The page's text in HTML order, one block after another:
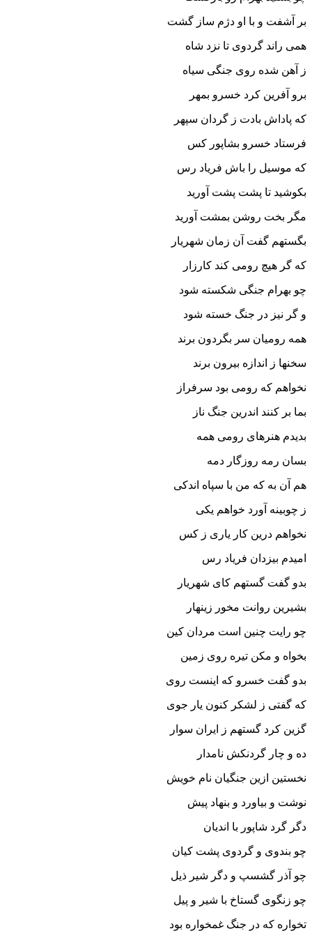
بر آشفت و با او دژم ساز گشت‏
همى راند گردوى تا نزد شاه
ز آهن شده روى جنگى سیاه‏
برو آفرین کرد خسرو بمهر
که پاداش بادت ز گردان سپهر
فرستاد خسرو بشاپور کس
که موسیل را باش فریاد رس‏
بکوشید تا پشت پشت آورید
مگر بخت روشن بمشت آورید
بگستهم گفت آن زمان شهریار
که گر هیچ رومى کند کارزار
چو بهرام جنگى شکسته شود
و گر نیز در جنگ خسته شود
همه رومیان سر بگردون برند
سخنها ز اندازه بیرون برند
نخواهم که رومى بود سرفراز
بما بر کنند اندرین جنگ ناز
بدیدم هنرهاى رومى همه
بسان رمه روزگار دمه‏
هم آن به که من با سپاه اندکى
ز چوبینه آورد خواهم یکى‏
نخواهم درین کار یارى ز کس
امیدم بیزدان فریاد رس‏
بدو گفت گستهم کاى شهریار
بشیرین روانت مخور زینهار
چو رایت چنین است مردان کین
بخواه و مکن تیره روى زمین‏
بدو گفت خسرو که اینست روى
که گفتى ز لشکر کنون یار جوى‏
گزین کرد گستهم ز ایران سوار
ده و چار گردنکش نامدار
نخستین ازین جنگیان نام خویش
نوشت و بیاورد و بنهاد پیش‏
دگر گرد شاپور با اندیان
چو بندوى و گردوى پشت کیان‏
چو آذر گشسپ و دگر شیر ذیل
چو زنگوى گستاخ با شیر و پیل‏
تخواره که در جنگ غمخواره بود